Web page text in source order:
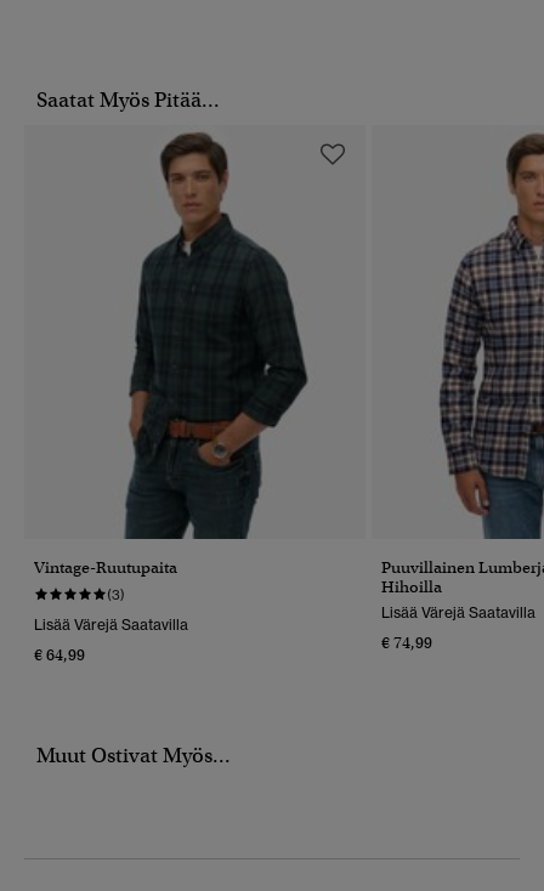
Saatat Myös Pitää...
Vintage-Ruutupaita
(3)
Lisää Värejä Saatavilla
€ 64,99
Puuvillainen
Hihoilla
Lisää Värejä Saatavilla
€ 74,99
Muut Ostivat Myös...